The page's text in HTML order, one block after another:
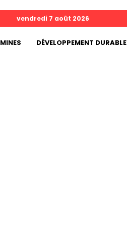
vendredi 7 août 2026
MINES DÉVELOPPEMENT DURABLE